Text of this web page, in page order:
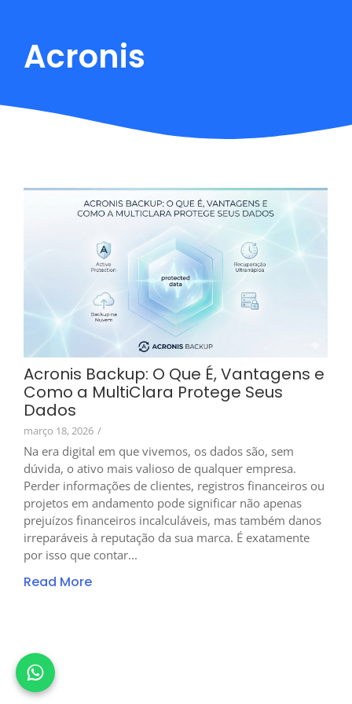
Acronis
Acronis Backup: O Que É, Vantagens e
Como a MultiClara Protege Seus
Dados
março 18, 2026 /
Na era digital em que vivemos, os dados são, sem
dúvida, o ativo mais valioso de qualquer empresa.
Perder informações de clientes, registros financeiros ou
projetos em andamento pode significar não apenas
prejuízos financeiros incalculáveis, mas também danos
irreparáveis à reputação da sua marca. É exatamente
por isso que contar...
Read More